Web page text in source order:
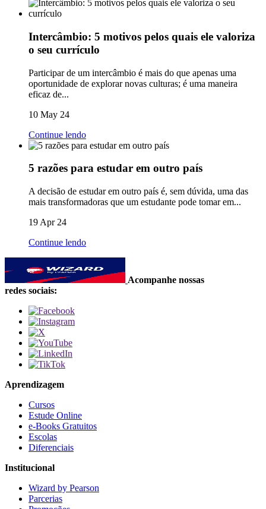
Intercâmbio: 5 motivos pelos quais ele valoriza
o seu currículo
Participar de um intercâmbio é mais do que apenas uma
oportunidade de explorar novas culturas; é uma maneira
eficaz de...
10 May 24
Continue lendo
5 razões para estudar em outro país
A decisão de estudar em outro país é, sem dúvida, uma das
mais transformadoras que um estudante pode tomar em...
19 Apr 24
Continue lendo
Acompanhe nossas
redes sociais:
Aprendizagem
Cursos
Estude Online
e-Books Gratuitos
Escolas
Diferenciais
Institucional
Wizard by Pearson
Parcerias